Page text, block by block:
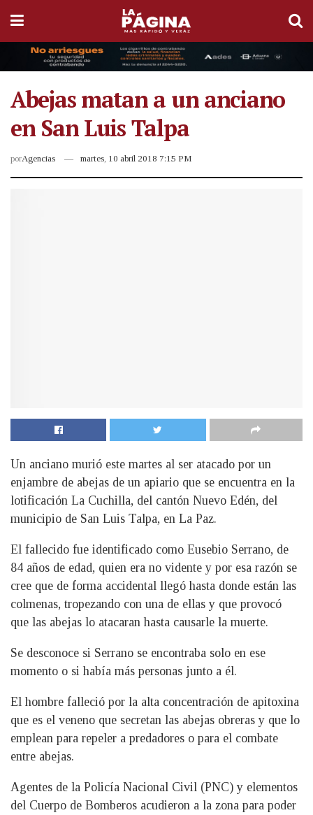
Abejas matan a un anciano
en San Luis Talpa
porAgencias martes, 10 abril 2018 7:15 PM
Un anciano murió este martes al ser atacado por un
enjambre de abejas de un apiario que se encuentra en la
lotificación La Cuchilla, del cantón Nuevo Edén, del
municipio de San Luis Talpa, en La Paz.
El fallecido fue identificado como Eusebio Serrano, de
84 años de edad, quien era no vidente y por esa razón se
cree que de forma accidental llegó hasta donde están las
colmenas, tropezando con una de ellas y que provocó
que las abejas lo atacaran hasta causarle la muerte.
Se desconoce si Serrano se encontraba solo en ese
momento o si había más personas junto a él.
El hombre falleció por la alta concentración de apitoxina
que es el veneno que secretan las abejas obreras y que lo
emplean para repeler a predadores o para el combate
entre abejas.
Agentes de la Policía Nacional Civil (PNC) y elementos
del Cuerpo de Bomberos acudieron a la zona para poder